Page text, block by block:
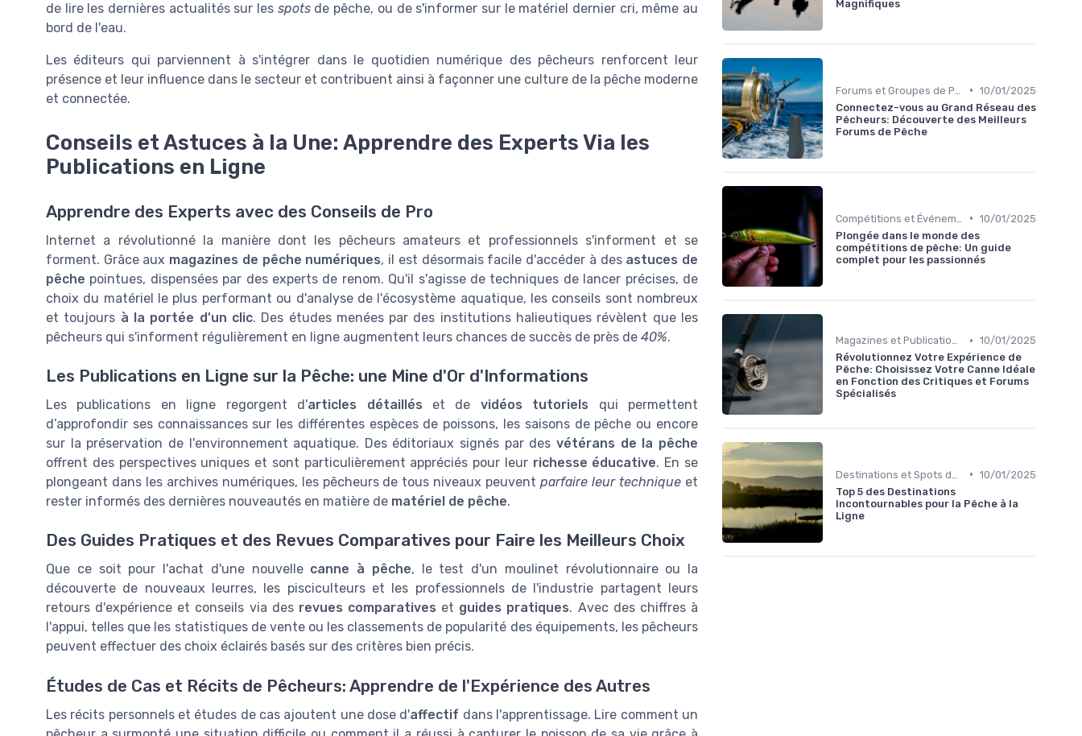
de lire les dernières actualités sur les spotsde pêche, ou de s'informer sur le matériel dernier cri, même au
bord de l'eau.
Les éditeurs qui parviennent à s'intégrer dans le quotidien numérique des pêcheurs renforcent leur
présence et leur influence dans le secteur et contribuent ainsi à façonner une culture de la pêche moderne
et connectée.
Conseils et Astuces à la Une: Apprendre des Experts Via les
Publications en Ligne
Apprendre des Experts avec des Conseils de Pro
Internet a révolutionné la manière dont les pêcheurs amateurs et professionnels s'informent et se
forment. Grâce aux magazines de pêche numériques, il est désormais facile d'accéder à des astuces de
pêche pointues, dispensées par des experts de renom. Qu'il s'agisse de techniques de lancer précises, de
choix du matériel le plus performant ou d'analyse de l'écosystème aquatique, les conseils sont nombreux
et toujours à la portée d'un clic. Des études menées par des institutions halieutiques révèlent que les
pêcheurs qui s'informent régulièrement en ligne augmentent leurs chances de succès de près de 40%.
Les Publications en Ligne sur la Pêche: une Mine d'Or d'Informations
Les publications en ligne regorgent d'articles détaillés et de vidéos tutoriels qui permettent
d’approfondir ses connaissances sur les différentes espèces de poissons, les saisons de pêche ou encore
sur la préservation de l'environnement aquatique. Des éditoriaux signés par desvétérans de la pêche
offrent des perspectives uniques et sont particulièrement appréciés pour leur richesse éducative. En se
plongeant dans les archives numériques, les pêcheurs de tous niveaux peuventparfaire leur technique et
rester informés des dernières nouveautés en matière de matériel de pêche.
Des Guides Pratiques et des Revues Comparatives pour Faire les Meilleurs Choix
Que ce soit pour l'achat d'une nouvelle canne à pêche, le test d'un moulinet révolutionnaire ou la
découverte de nouveaux leurres, les pisciculteurs et les professionnels de l'industrie partagent leurs
retours d'expérience et conseils via des revues comparatives et guides pratiques. Avec des chiffres à
l'appui, telles que les statistiques de vente ou les classements de popularité des équipements, les pêcheurs
peuvent effectuer des choix éclairés basés sur des critères bien précis.
Études de Cas et Récits de Pêcheurs: Apprendre de l'Expérience des Autres
Les récits personnels et études de cas ajoutent une dose d'affectif dans l'apprentissage. Lire comment un
Magnifiques
• 10/01/2025
Connectez-vous au Grand Réseau des
Pêcheurs: Découverte des Meilleurs
Forums de Pêche
• 10/01/2025
Plongée dans le monde des
compétitions de pêche: Un guide
complet pour les passionnés
Magazines et Publications sur la Pêche • 10/01/2025
Révolutionnez Votre Expérience de
Pêche: Choisissez Votre Canne Idéale
en Fonction des Critiques et Forums
Spécialisés
• 10/01/2025
Top 5 des Destinations
Incontournables pour la Pêche à la
Ligne